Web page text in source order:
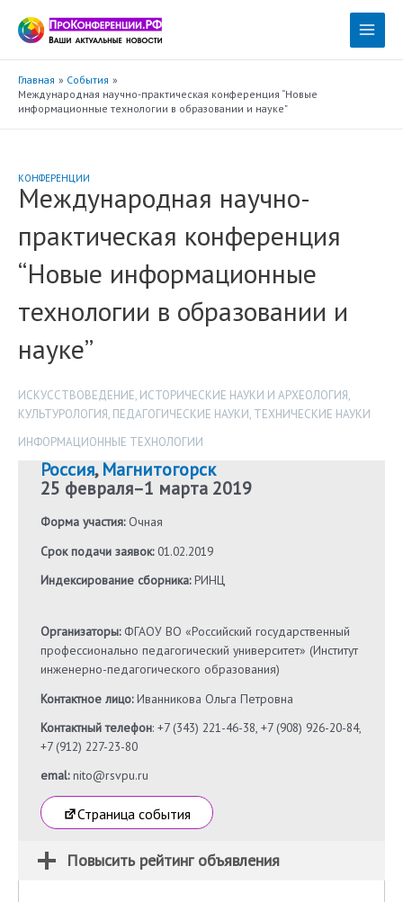
содержимому
Main
Главная
События
Международная научно-практическая конференция “Новые
информационные технологии в образовании и науке”
КОНФЕРЕНЦИИ
Международная научно-
практическая конференция
“Новые информационные
технологии в образовании и
науке”
ИСКУССТВОВЕДЕНИЕ, ИСТОРИЧЕСКИЕ НАУКИ И АРХЕОЛОГИЯ,
КУЛЬТУРОЛОГИЯ, ПЕДАГОГИЧЕСКИЕ НАУКИ, ТЕХНИЧЕСКИЕ НАУКИ
ИНФОРМАЦИОННЫЕ ТЕХНОЛОГИИ
Россия,Магнитогорск
25 февраля–1 марта 2019
Форма участия:Очная
Срок подачи заявок:01.02.2019
Индексирование сборника:РИНЦ
Организаторы:ФГАОУ ВО «Российский государственный
профессионально педагогический университет» (Институт
инженерно-педагогического образования)
Контактное лицо:Иванникова Ольга Петровна
Контактный телефон: +7 (343) 221-46-38, +7 (908) 926-20-84,
+7 (912) 227-23-80
emal:nito@rsvpu.ru
Страница события
Повысить рейтинг объявления